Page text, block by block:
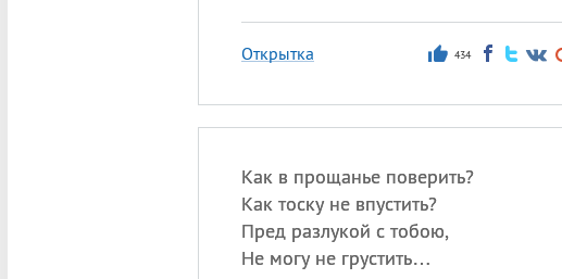
Открытка 434
Как в прощанье поверить?
Как тоску не впустить?
Пред разлукой с тобою,
Не могу не грустить…